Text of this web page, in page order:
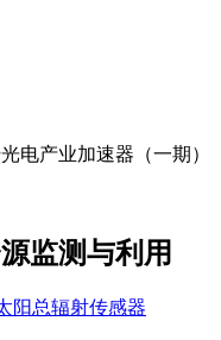
电产业加速器（一期）
监测与利用
阳总辐射传感器